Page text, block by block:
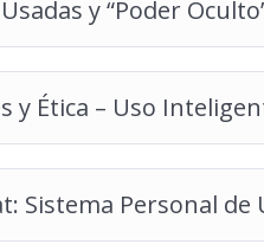
y “Poder
y Ética – Uso
Sistema Personal de